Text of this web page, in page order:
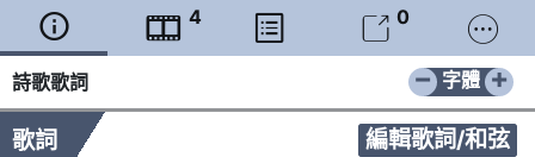
  4   0 
詩歌歌詞 − +
字體
歌詞 編輯歌詞/和弦